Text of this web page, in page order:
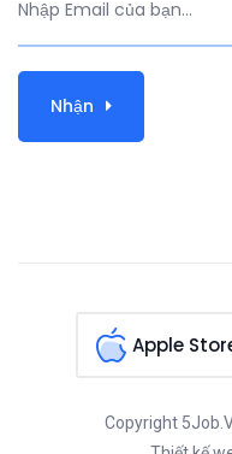
Nhận
Apple
Copyright